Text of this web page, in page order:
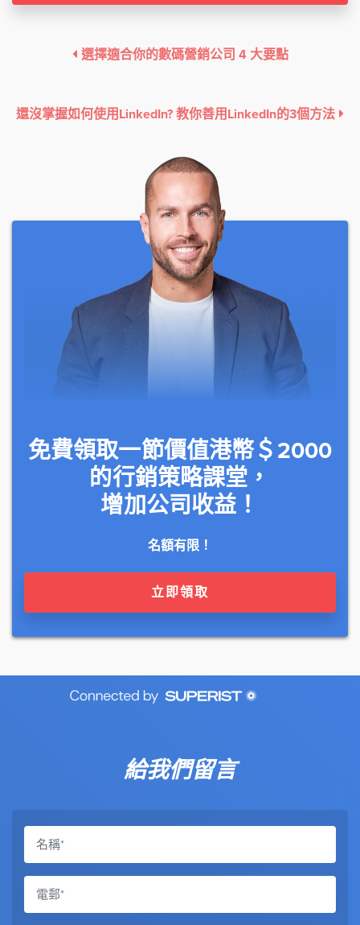
選擇適合你的數碼營銷公司 4 大要點
還沒掌握如何使用LinkedIn? 教你善用LinkedIn的3個方法
免費領取一節價值港幣＄2000
的行銷策略課堂，
增加公司收益！
名額有限！
立即領取
給我們留言